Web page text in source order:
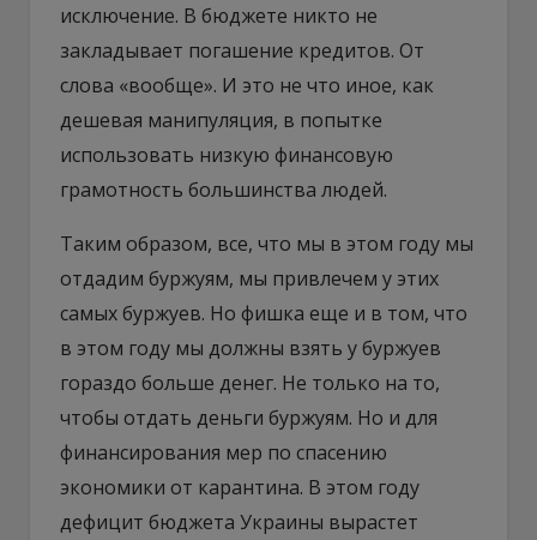
исключение. В бюджете никто не
закладывает погашение кредитов. От
слова «вообще». И это не что иное, как
дешевая манипуляция, в попытке
использовать низкую финансовую
грамотность большинства людей.
Таким образом, все, что мы в этом году мы
отдадим буржуям, мы привлечем у этих
самых буржуев. Но фишка еще и в том, что
в этом году мы должны взять у буржуев
гораздо больше денег. Не только на то,
чтобы отдать деньги буржуям. Но и для
финансирования мер по спасению
экономики от карантина. В этом году
дефицит бюджета Украины вырастет